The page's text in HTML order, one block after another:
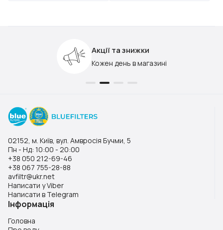
Акції та знижки
Кожен день в магазині
02152, м. Київ, вул. Амвросія Бучми, 5
Пн - Нд: 10:00 - 20:00
+38 050 212-69-46
+38 067 755-28-88
avfiltr@ukr.net
Написати у Viber
Написати в Telegram
Інформація
Головна